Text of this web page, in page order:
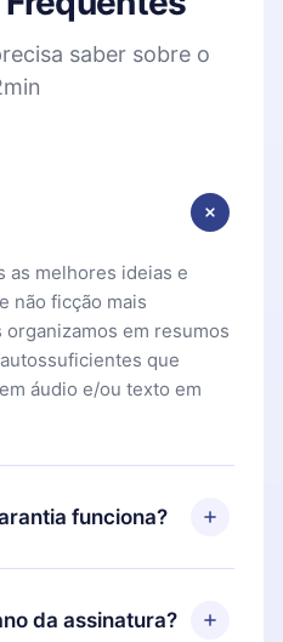
saber sobre o
as melhores ideias e
não ficção mais
em resumos
que
áudio e/ou texto em
funciona?
e começar a
Se por algum motivo
plataforma, basta
da assinatura?